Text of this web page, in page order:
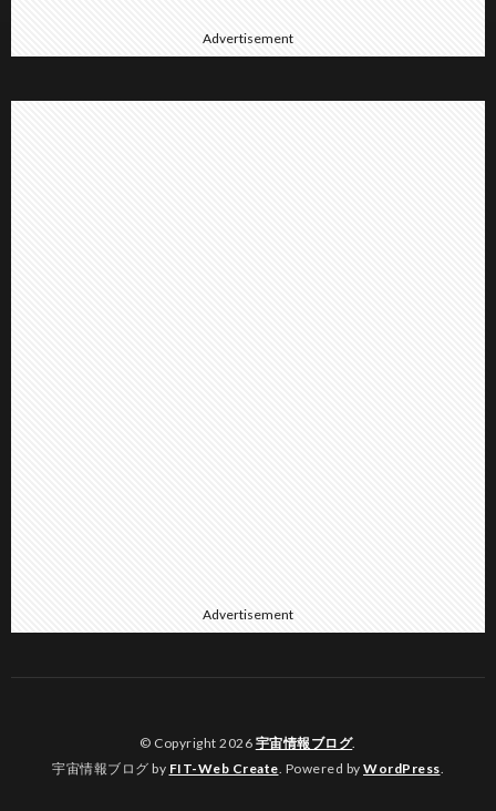
Advertisement
Advertisement
© Copyright 2026 宇宙情報ブログ.
宇宙情報ブログ by FIT-Web Create . Powered by WordPress